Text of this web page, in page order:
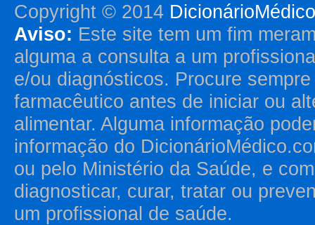
Copyright © 2014
Aviso: Este site tem um fim
alguma a consulta a um
e/ou diagnósticos. Procure
farmacêutico antes de iniciar ou
alimentar. Alguma informação
informação do
ou pelo Ministério da Saúde, e
diagnosticar, curar, tratar ou
um profissional de saúde.